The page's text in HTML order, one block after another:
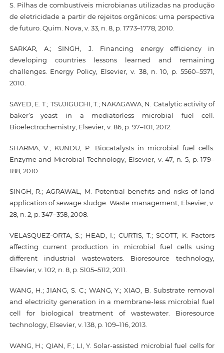
S. Pilhas de combustíveis microbianas utilizadas na produção
de eletricidade a partir de rejeitos orgânicos: uma perspectiva
de futuro. Quim. Nova, v. 33, n. 8, p. 1773–1778, 2010.
SARKAR, A.; SINGH, J. Financing energy efficiency in
developing countries lessons learned and remaining
challenges. Energy Policy, Elsevier, v. 38, n. 10, p. 5560–5571,
2010.
SAYED, E. T.; TSUJIGUCHI, T.; NAKAGAWA, N. Catalytic activity of
baker’s yeast in a mediatorless microbial fuel cell.
Bioelectrochemistry, Elsevier, v. 86, p. 97–101, 2012.
SHARMA, V.; KUNDU, P. Biocatalysts in microbial fuel cells.
Enzyme and Microbial Technology, Elsevier, v. 47, n. 5, p. 179–
188, 2010.
SINGH, R.; AGRAWAL, M. Potential benefits and risks of land
application of sewage sludge. Waste management, Elsevier, v.
28, n. 2, p. 347–358, 2008.
VELASQUEZ-ORTA, S.; HEAD, I.; CURTIS, T.; SCOTT, K. Factors
affecting current production in microbial fuel cells using
different industrial wastewaters. Bioresource technology,
Elsevier, v. 102, n. 8, p. 5105–5112, 2011.
WANG, H.; JIANG, S. C.; WANG, Y.; XIAO, B. Substrate removal
and electricity generation in a membrane-less microbial fuel
cell for biological treatment of wastewater. Bioresource
technology, Elsevier, v. 138, p. 109–116, 2013.
WANG, H.; QIAN, F.; LI, Y. Solar-assisted microbial fuel cells for